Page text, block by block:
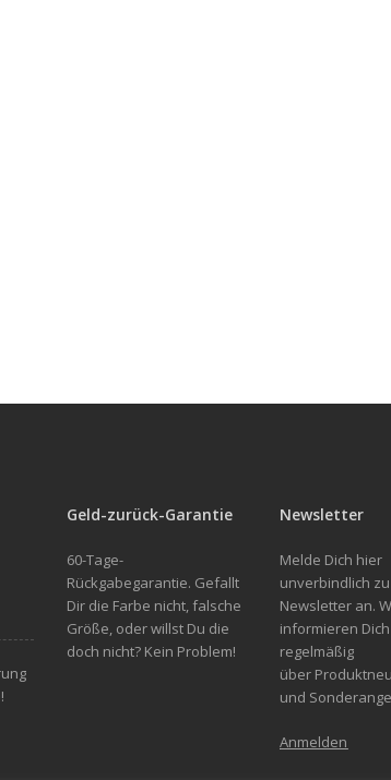
Geld-zurück-Garantie
60-Tage-
Rückgabegarantie. Gefallt
Dir die Farbe nicht, falsche
Größe, oder willst Du die
doch nicht? Kein Problem!
Newsletter
Melde Dich hier
unverbindlich
Newsletter an.
informieren Dich
regelmäßig
über
und
Anmelden